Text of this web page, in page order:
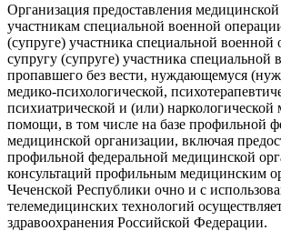
Организация предоставления
участникам специальной военной
(супруге) участника специальной военной
супругу (супруге) участника специальной
пропавшего без вести, нуждающемуся
медико-психологической,
психиатрической и (или) наркологической
помощи, в том числе на базе профильной
медицинской организации, включая
профильной федеральной медицинской
консультаций профильным медицинским
Чеченской Республики очно и с
телемедицинских технологий
здравоохранения Российской Федерации.